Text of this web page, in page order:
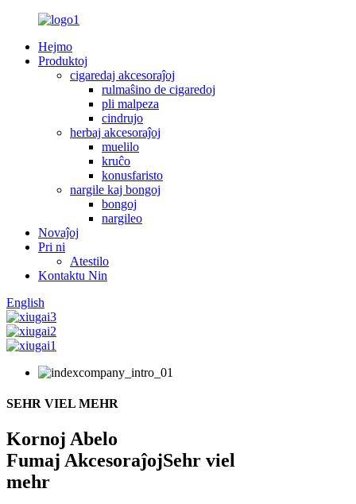
Hejmo
Produktoj
cigaredaj akcesoraĵoj
rulmaŝino de cigaredoj
pli malpeza
cindrujo
herbaj akcesoraĵoj
muelilo
kruĉo
konusfaristo
nargile kaj bongoj
bongoj
nargileo
Novaĵoj
Pri ni
Atestilo
Kontaktu Nin
English
SEHR VIEL MEHR
Kornoj Abelo
Fumaj AkcesoraĵojSehr viel
mehr